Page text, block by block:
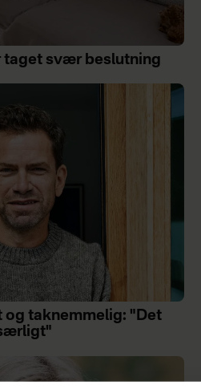
taget svær beslutning
og taknemmelig: "Det